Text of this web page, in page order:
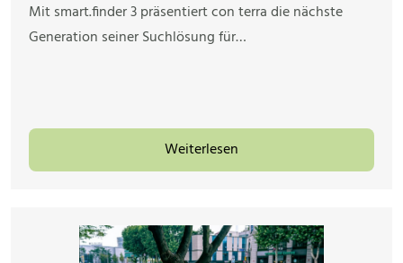
Mit smart.finder 3 präsentiert con terra die nächste
Generation seiner Suchlösung für…
Weiterlesen